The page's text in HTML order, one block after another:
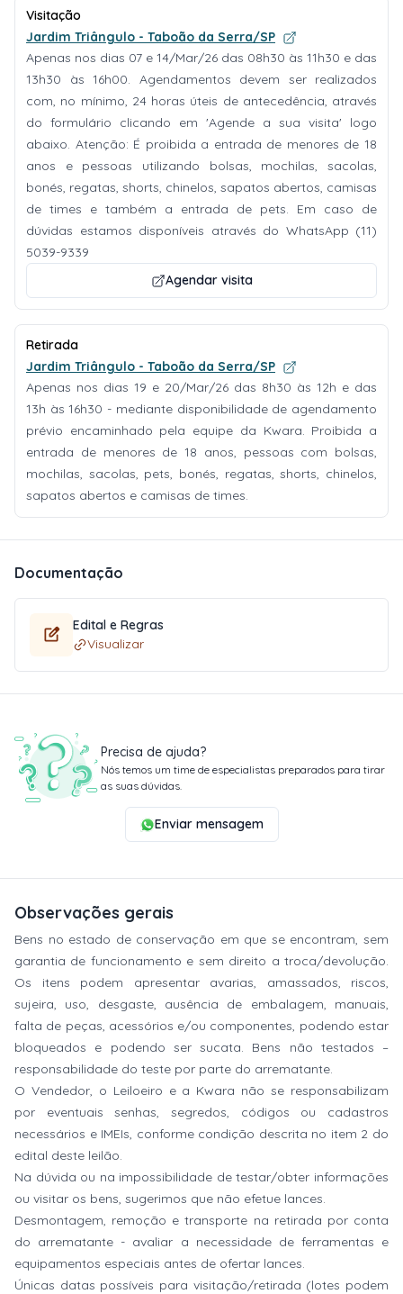
Visitação
Jardim Triângulo - Taboão da Serra/SP
Apenas nos dias 07 e 14/Mar/26 das 08h30 às 11h30 e das
13h30 às 16h00. Agendamentos devem ser realizados
com, no mínimo, 24 horas úteis de antecedência, através
do formulário clicando em 'Agende a sua visita' logo
abaixo. Atenção: É proibida a entrada de menores de 18
anos e pessoas utilizando bolsas, mochilas, sacolas,
bonés, regatas, shorts, chinelos, sapatos abertos, camisas
de times e também a entrada de pets. Em caso de
dúvidas estamos disponíveis através do WhatsApp (11)
5039-9339
Agendar visita
Retirada
Jardim Triângulo - Taboão da Serra/SP
Apenas nos dias 19 e 20/Mar/26 das 8h30 às 12h e das
13h às 16h30 - mediante disponibilidade de agendamento
prévio encaminhado pela equipe da Kwara. Proibida a
entrada de menores de 18 anos, pessoas com bolsas,
mochilas, sacolas, pets, bonés, regatas, shorts, chinelos,
sapatos abertos e camisas de times.
Documentação
Edital e Regras
Visualizar
Precisa de ajuda?
Nós temos um time de especialistas preparados para tirar
as suas dúvidas.
Enviar mensagem
Observações gerais
Bens no estado de conservação em que se encontram, sem
garantia de funcionamento e sem direito a troca/devolução.
Os itens podem apresentar avarias, amassados, riscos,
sujeira, uso, desgaste, ausência de embalagem, manuais,
falta de peças, acessórios e/ou componentes, podendo estar
bloqueados e podendo ser sucata. Bens não testados –
responsabilidade do teste por parte do arrematante.
O Vendedor, o Leiloeiro e a Kwara não se responsabilizam
por eventuais senhas, segredos, códigos ou cadastros
necessários e IMEIs, conforme condição descrita no item 2 do
edital deste leilão.
Na dúvida ou na impossibilidade de testar/obter informações
ou visitar os bens, sugerimos que não efetue lances.
Desmontagem, remoção e transporte na retirada por conta
do arrematante - avaliar a necessidade de ferramentas e
equipamentos especiais antes de ofertar lances.
Únicas datas possíveis para visitação/retirada (lotes podem